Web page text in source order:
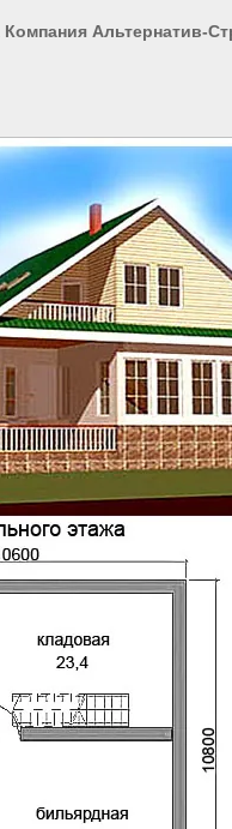
Компания Альтернатив-